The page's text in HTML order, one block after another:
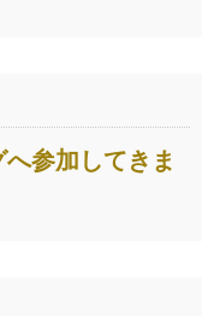
参加してきま